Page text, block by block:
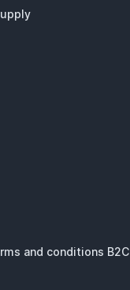
and conditions B2C